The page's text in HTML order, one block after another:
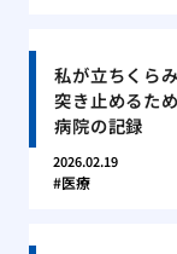
私が立ちくら
突き止めるた
病院の記録
2026.02.19
医療